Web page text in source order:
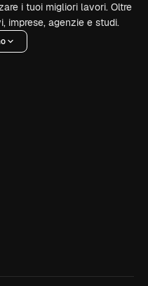
i tuoi migliori lavori. Oltre
imprese, agenzie e studi.